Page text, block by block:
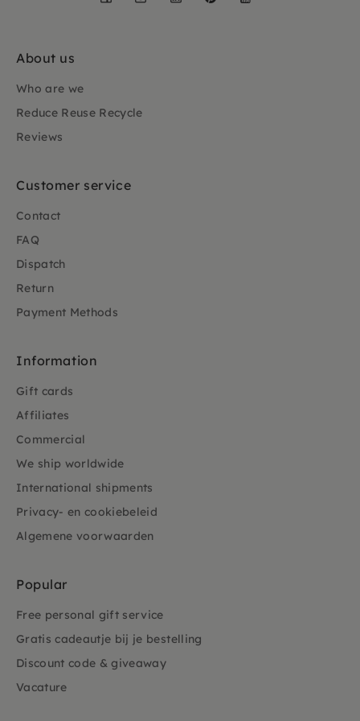
About us
Who are we
Reduce Reuse Recycle
Reviews
Customer service
Contact
FAQ
Dispatch
Return
Payment Methods
Information
Gift cards
Affiliates
Commercial
We ship worldwide
International shipments
Privacy- en cookiebeleid
Algemene voorwaarden
Popular
Free personal gift service
Gratis cadeautje bij je bestelling
Discount code & giveaway
Vacature